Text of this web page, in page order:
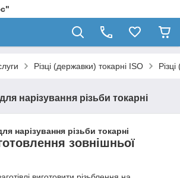
Різці (державки) токарні ISO
нарізування різьби токарні
нарізування різьби токарні
зовнішньої